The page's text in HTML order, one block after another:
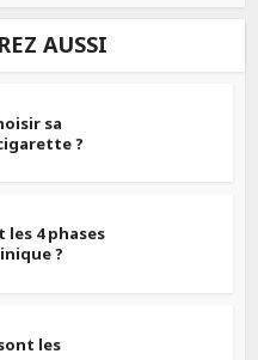
AUSSI
sa
?
les 4 phases
?
les